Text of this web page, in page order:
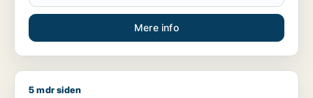
Mere info
Ib søger boligudlejningsejendom til salg i Greve, Solrød
5 mdr siden